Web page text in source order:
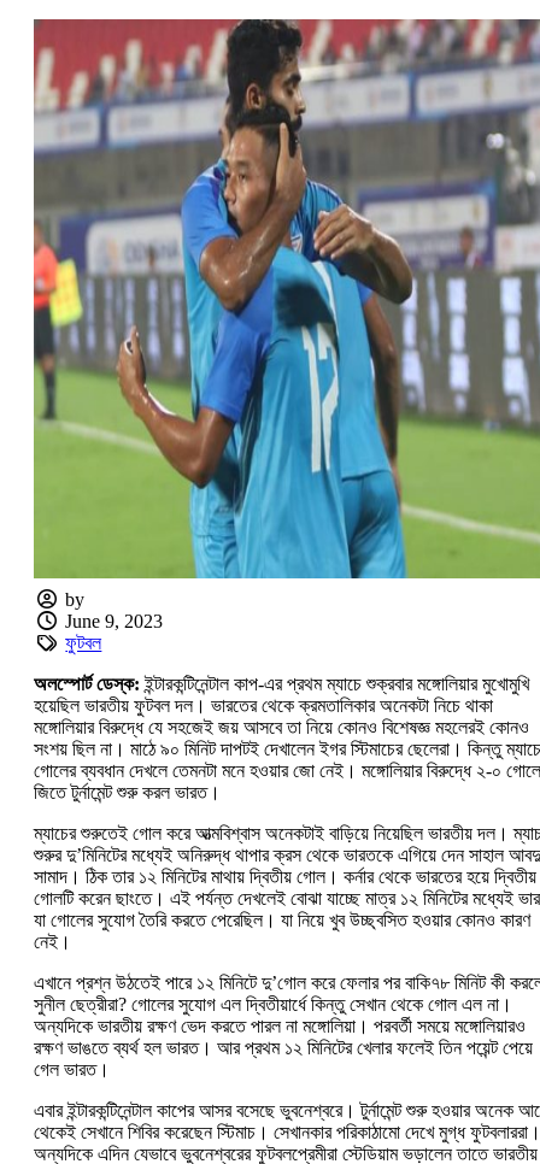
by
June 9, 2023
ফুটবল
অলস্পোর্ট ডেস্ক: ইন্টারকন্টিনেন্টাল কাপ-এর প্রথম ম্যাচে শুক্রবার মঙ্গোলিয়ার মুখোমুখি
হয়েছিল ভারতীয় ফুটবল দল। ভারতের থেকে ক্রমতালিকার অনেকটা নিচে থাকা
মঙ্গোলিয়ার বিরুদ্ধে যে সহজেই জয় আসবে তা নিয়ে কোনও বিশেষজ্ঞ মহলেরই কোনও
সংশয় ছিল না। মাঠে ৯০ মিনিট দাপটই দেখালেন ইগর স্টিমাচের ছেলেরা। কিন্তু ম্যাচে
গোলের ব্যবধান দেখলে তেমনটা মনে হওয়ার জো নেই। মঙ্গোলিয়ার বিরুদ্ধে ২-০ গোলে
জিতে টুর্নামেন্ট শুরু করল ভারত।
ম্যাচের শুরুতেই গোল করে আত্মবিশ্বাস অনেকটাই বাড়িয়ে নিয়েছিল ভারতীয় দল।
শুরুর দু’মিনিটের মধ্যেই অনিরুদ্ধ থাপার ক্রস থেকে ভারতকে এগিয়ে দেন সাহাল
সামাদ। ঠিক তার ১২ মিনিটের মাথায় দ্বিতীয় গোল। কর্নার থেকে ভারতের হয়ে দ্বিতীয়
গোলটি করেন ছাংতে। এই পর্যন্ত দেখলেই বোঝা যাচ্ছে মাত্র ১২ মিনিটের মধ্যেই
যা গোলের সুযোগ তৈরি করতে পেরেছিল। যা নিয়ে খুব উচ্ছ্বসিত হওয়ার কোনও কারণ
নেই।
এখানে প্রশ্ন উঠতেই পারে ১২ মিনিটে দু’গোল করে ফেলার পর বাকি৭৮ মিনিট কী
সুনীল ছেত্রীরা? গোলের সুযোগ এল দ্বিতীয়ার্ধে কিন্তু সেখান থেকে গোল এল না।
অন্যদিকে ভারতীয় রক্ষণ ভেদ করতে পারল না মঙ্গোলিয়া। পরবর্তী সময়ে মঙ্গোলিয়ারও
রক্ষণ ভাঙতে ব্যর্থ হল ভারত। আর প্রথম ১২ মিনিটের খেলার ফলেই তিন পয়েন্ট পেয়ে
গেল ভারত।
এবার ইন্টারকন্টিনেন্টাল কাপের আসর বসেছে ভুবনেশ্বরে। টুর্নামেন্ট শুরু হওয়ার অনেক
থেকেই সেখানে শিবির করেছেন স্টিমাচ। সেখানকার পরিকাঠামো দেখে মুগ্ধ ফুটবলাররা।
অন্যদিকে এদিন যেভাবে ভুবনেশ্বরের ফুটবলপ্রেমীরা স্টেডিয়াম ভড়ালেন তাতে ভারতীয়